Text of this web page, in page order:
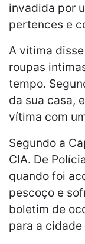
invadida por
pertences e
A vítima
roupas
tempo.
da sua casa,
vítima com
Segundo a
CIA. De
quando foi
pescoço e
boletim de
para a